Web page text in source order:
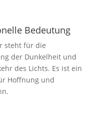
Bedeutung
steht für die
der Dunkelheit und
des Lichts. Es ist ein
Hoffnung und